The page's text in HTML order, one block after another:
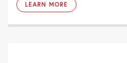
LEARN MORE